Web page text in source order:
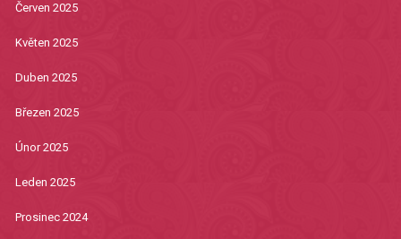
Červen 2025
Květen 2025
Duben 2025
Březen 2025
Únor 2025
Leden 2025
Prosinec 2024